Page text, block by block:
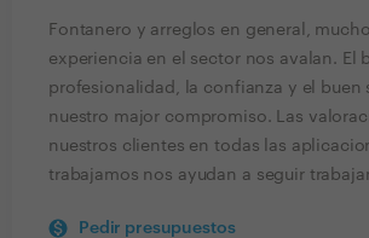
Fontanero y arreglos en general,
experiencia en el sector nos avalan. El
profesionalidad, la confianza y el buen
nuestro major compromiso. Las
nuestros clientes en todas las
trabajamos nos ayudan a seguir
Pedir presupuestos